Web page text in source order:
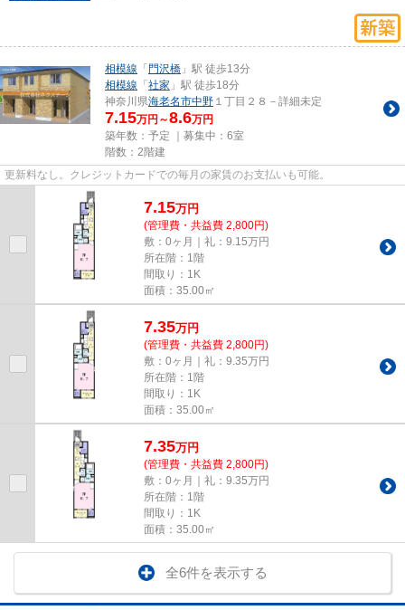
相模線 「門沢橋 」駅 徒歩13分
相模線 「社家 」駅 徒歩18分
神奈川県海老名市中野 １丁目２８－詳細未定
7.15万円～8.6万円
築年数：予定 ｜募集中： 6室
階数：2階建
更新料なし。クレジットカードでの毎月の家賃のお支払いも可能。
7.15万円
(管理費・共益費 2,800円)
敷：0ヶ月｜礼：9.15万円
所在階：1階
間取り：1K
面積：35.00㎡
7.35万円
(管理費・共益費 2,800円)
敷：0ヶ月｜礼：9.35万円
所在階：1階
間取り：1K
面積：35.00㎡
7.35万円
(管理費・共益費 2,800円)
敷：0ヶ月｜礼：9.35万円
所在階：1階
間取り：1K
面積：35.00㎡
全6件を表示する